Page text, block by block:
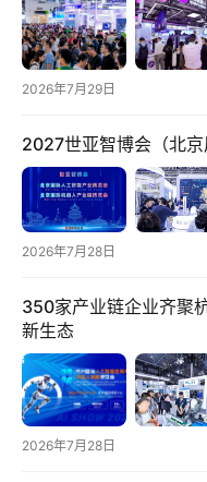
快
讯
条
电
商
产
电
商
领
域
电
2026年7月29日
2027世亚智博会（北
2026年7月28日
350家产业链企业齐聚
新生态
2026年7月28日